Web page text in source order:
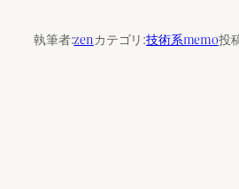
執筆者:zenカテゴリ:技術系memo投